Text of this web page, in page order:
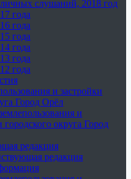
слушаний, 2018 год
года
года
года
года
года
года
и застройки
Город Орёл
и
городского округа Город
редакция
редакция